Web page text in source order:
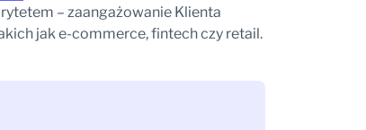
– zaangażowanie Klienta
jak e-commerce, fintech czy retail.